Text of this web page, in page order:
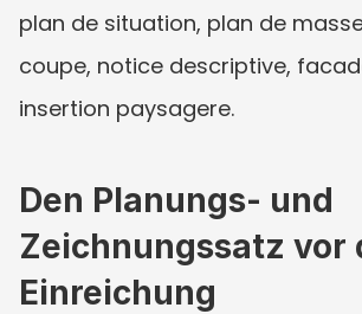
plan de situation, plan de
coupe, notice descriptive,
insertion paysagere.
Den Planungs- und
Zeichnungssatz vor
Einreichung